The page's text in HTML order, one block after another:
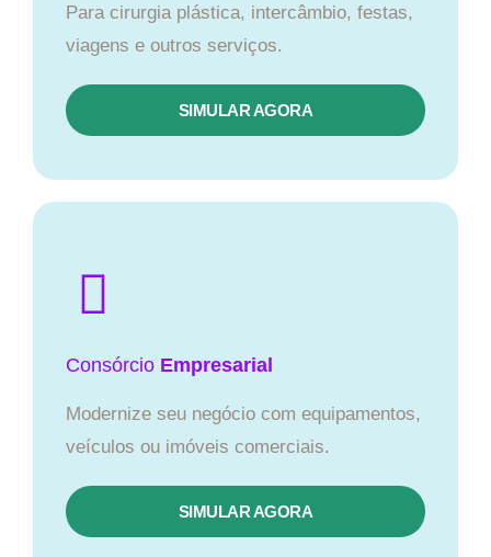
Para cirurgia plástica, intercâmbio, festas,
viagens e outros serviços.
SIMULAR AGORA
Consórcio Empresarial
Modernize seu negócio com equipamentos,
veículos ou imóveis comerciais.
SIMULAR AGORA